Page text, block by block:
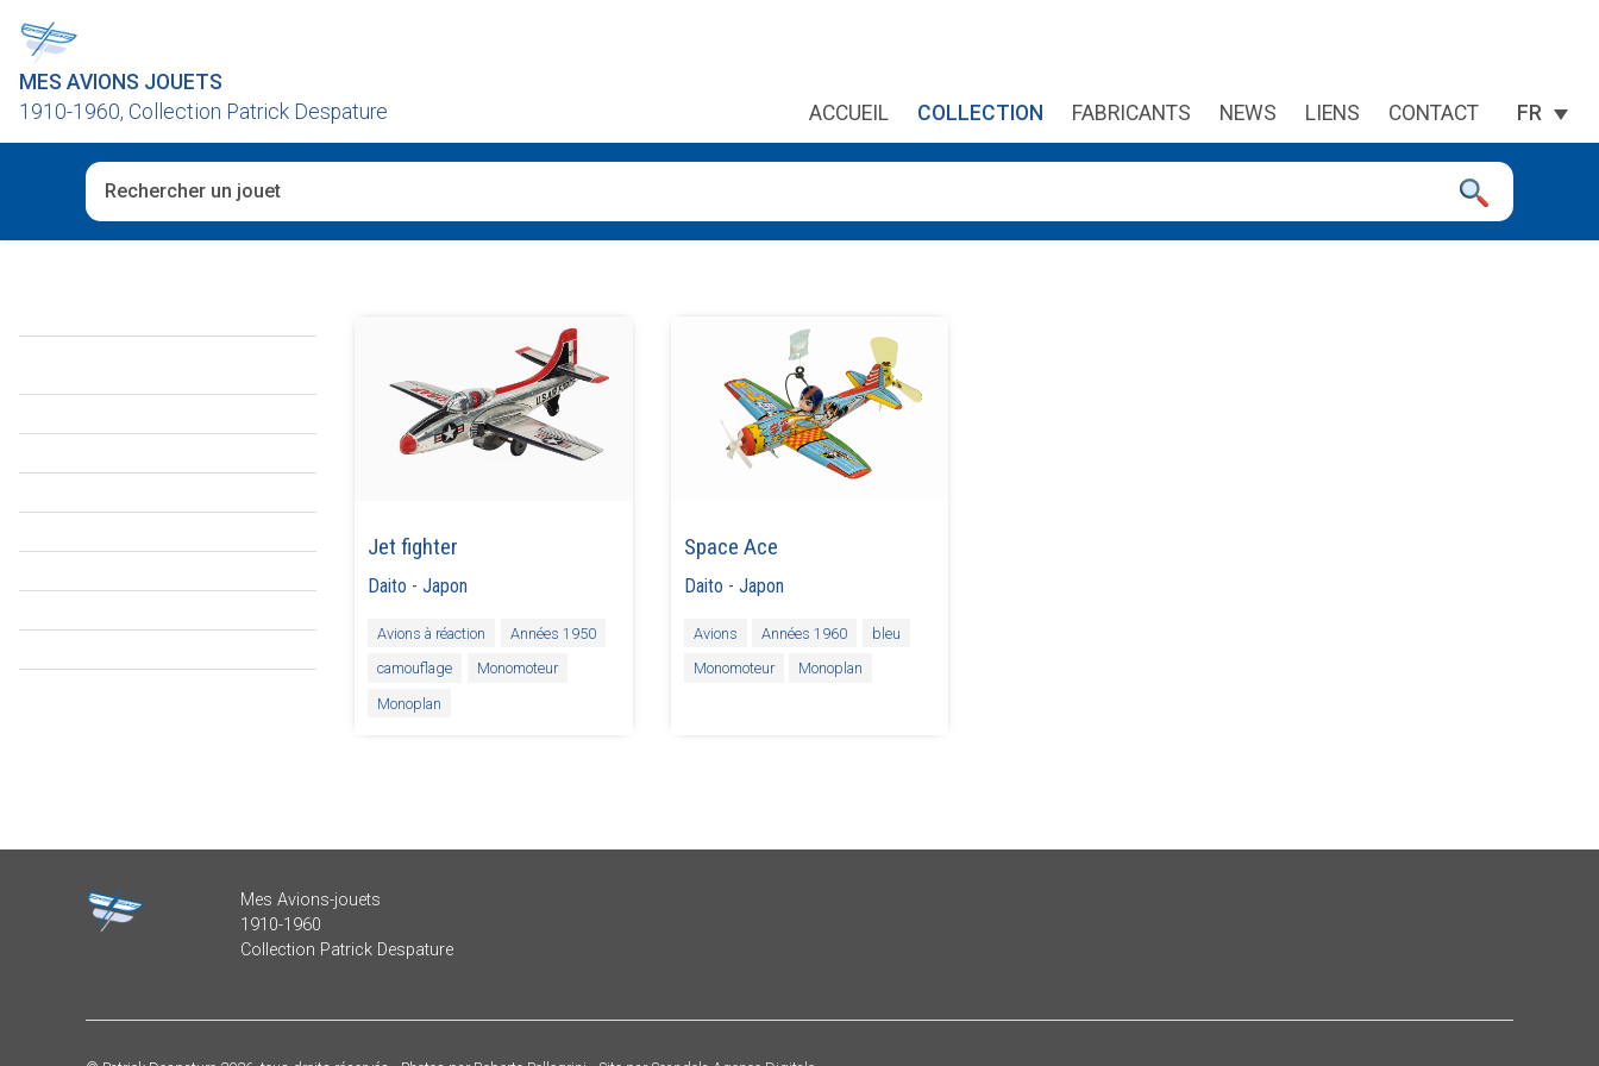
MES AVIONS JOUETS
1910-1960, Collection Patrick Despature
ACCUEIL COLLECTION FABRICANTS NEWS LIENS CONTACT FR
Jet fighter
Daito -Japon
Avions à réaction
Années 1950
camouflage
Monomoteur
Monoplan
Space Ace
Daito - Japon
Avions Années 1960
bleu
Monomoteur
Monoplan
Mes Avions-jouets
1910-1960
Collection Patrick Despature